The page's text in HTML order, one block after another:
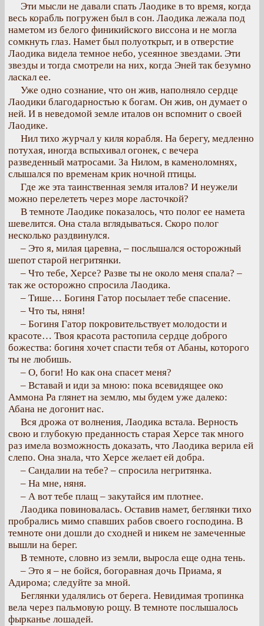
Эти мысли не давали спать Лаодике в то время, когда
весь корабль погружен был в сон. Лаодика лежала под
наметом из белого финикийского виссона и не могла
сомкнуть глаз. Намет был полуоткрыт, и в отверстие
Лаодика видела темное небо, усеянное звездами. Эти
звезды и тогда смотрели на них, когда Эней так безумно
ласкал ее.
Уже одно сознание, что он жив, наполняло сердце
Лаодики благодарностью к богам. Он жив, он думает о
ней. И в неведомой земле италов он вспомнит о своей
Лаодике.
Нил тихо журчал у киля корабля. На берегу, медленно
потухая, иногда вспыхивал огонек, с вечера
разведенный матросами. За Нилом, в каменоломнях,
слышался по временам крик ночной птицы.
Где же эта таинственная земля италов? И неужели
можно перелететь через море ласточкой?
В темноте Лаодике показалось, что полог ее намета
шевелится. Она стала вглядываться. Скоро полог
несколько раздвинулся.
– Это я, милая царевна, – послышался осторожный
шепот старой негритянки.
– Что тебе, Херсе? Разве ты не около меня спала? –
так же осторожно спросила Лаодика.
– Тише… Богиня Гатор посылает тебе спасение.
– Что ты, няня!
– Богиня Гатор покровительствует молодости и
красоте… Твоя красота растопила сердце доброго
божества: богиня хочет спасти тебя от Абаны, которого
ты не любишь.
– О, боги! Но как она спасет меня?
– Вставай и иди за мною: пока всевидящее око
Аммона Ра глянет на землю, мы будем уже далеко:
Абана не догонит нас.
Вся дрожа от волнения, Лаодика встала. Верность
свою и глубокую преданность старая Херсе так много
раз имела возможность доказать, что Лаодика верила ей
слепо. Она знала, что Херсе желает ей добра.
– Сандалии на тебе? – спросила негритянка.
– На мне, няня.
– А вот тебе плащ – закутайся им плотнее.
Лаодика повиновалась. Оставив намет, беглянки тихо
пробрались мимо спавших рабов своего господина. В
темноте они дошли до сходней и никем не замеченные
вышли на берег.
В темноте, словно из земли, выросла еще одна тень.
– Это я – не бойся, богоравная дочь Приама, я
Адирома; следуйте за мной.
Беглянки удалялись от берега. Невидимая тропинка
вела через пальмовую рощу. В темноте послышалось
фырканье лошадей.